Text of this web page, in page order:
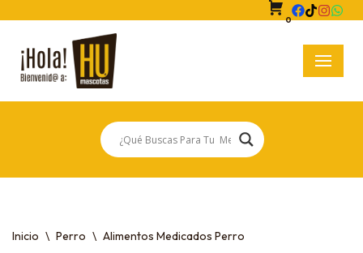
Saltar
al
contenido
0
Inicio \ Perro \ Alimentos Medicados Perro